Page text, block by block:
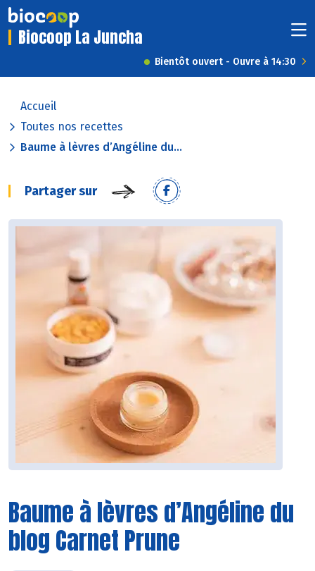
Biocoop La Juncha
Bientôt ouvert - Ouvre à 14:30
Accueil
Toutes nos recettes
Baume à lèvres d’Angéline du...
Partager sur
Baume à lèvres d’Angéline du
blog Carnet Prune